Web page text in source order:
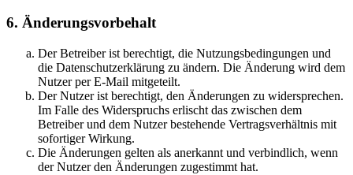
6. Änderungsvorbehalt
Der Betreiber ist berechtigt, die Nutzungsbedingungen und
die Datenschutzerklärung zu ändern. Die Änderung wird dem
Nutzer per E-Mail mitgeteilt.
Der Nutzer ist berechtigt, den Änderungen zu widersprechen.
Im Falle des Widerspruchs erlischt das zwischen dem
Betreiber und dem Nutzer bestehende Vertragsverhältnis mit
sofortiger Wirkung.
Die Änderungen gelten als anerkannt und verbindlich, wenn
der Nutzer den Änderungen zugestimmt hat.